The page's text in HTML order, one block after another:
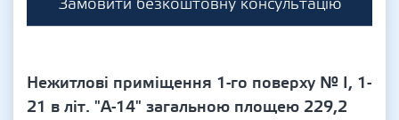
Нежитлові приміщення 1-го поверху № І, 1-
21 в літ. "А-14" загальною площею 229,2